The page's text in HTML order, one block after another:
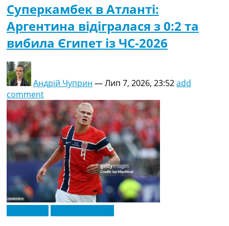
Суперкамбек в Атланті:
Аргентина відігралася з 0:2 та
вибила Єгипет із ЧС-2026
Андрій Чуприн —Лип 7, 2026, 23:52add
comment